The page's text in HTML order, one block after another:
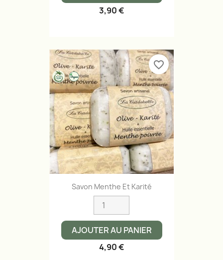
3,90 €
Savon Menthe Et Karité
AJOUTER AU PANIER
4,90 €
favorite_border